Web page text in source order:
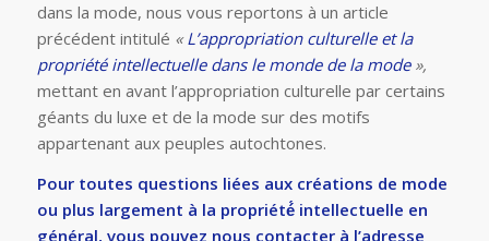
dans la mode, nous vous reportons à un article
précédent intitulé «L’appropriation culturelle et la
propriété intellectuelle dans le monde de la mode »,
mettant en avant l’appropriation culturelle par certains
géants du luxe et de la mode sur des motifs
appartenant aux peuples autochtones.
Pour toutes questions liées aux créations de mode
ou plus largement à la propriété́ intellectuelle en
général, vous pouvez nous contacter à l’adresse